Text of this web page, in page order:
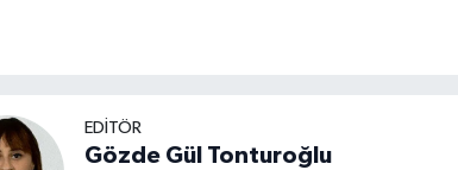
EDİTÖR
Gözde Gül Tonturoğlu